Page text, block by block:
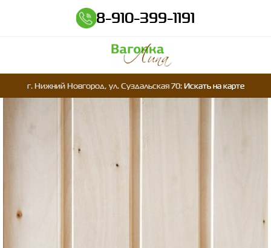
8-910-399-1191
г. Нижний Новгород, ул. Суздальская 70:Искать на карте